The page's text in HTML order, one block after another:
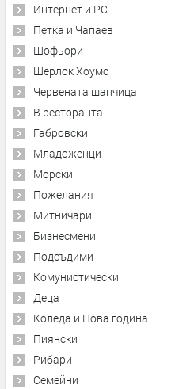
Интернет и PC
Петка и Чапаев
Шофьори
Шерлок Хоумс
Червената шапчица
В ресторанта
Габровски
Младоженци
Морски
Пожелания
Митничари
Бизнесмени
Подсъдими
Комунистически
Деца
Коледа и Нова година
Пиянски
Рибари
Семейни